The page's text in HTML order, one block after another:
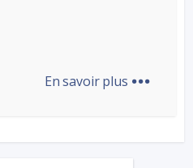
En savoir plus ...